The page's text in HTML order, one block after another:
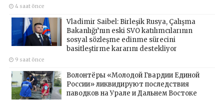
4 saat önce
Vladimir Saibel: Birleşik Rusya, Çalışma
Bakanlığı’nın eski SVO katılımcılarının
sosyal sözleşme edinme sürecini
basitleştirme kararını destekliyor
9 saat önce
Волонтёры «Молодой Гвардии Единой
России» ликвидируют последствия
паводков на Урале и Дальнем Востоке